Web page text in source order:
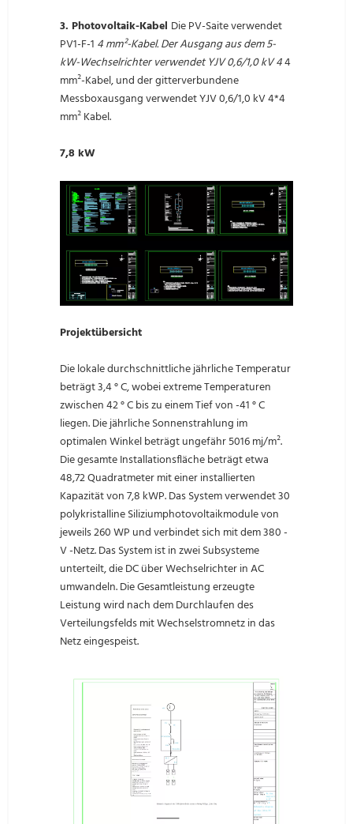
3. Photovoltaik-Kabel Die PV-Saite verwendet
PV1-F-1 4 mm²-Kabel. Der Ausgang aus dem 5-
kW-Wechselrichter verwendet YJV 0,6/1,0 kV 44
mm²-Kabel, und der gitterverbundene
Messboxausgang verwendet YJV 0,6/1,0 kV 4*4
mm² Kabel.
7,8 kW
Projektübersicht
Die lokale durchschnittliche jährliche Temperatur
beträgt 3,4 ° C, wobei extreme Temperaturen
zwischen 42 ° C bis zu einem Tief von -41 ° C
liegen. Die jährliche Sonnenstrahlung im
optimalen Winkel beträgt ungefähr 5016 mj/m².
Die gesamte Installationsfläche beträgt etwa
48,72 Quadratmeter mit einer installierten
Kapazität von 7,8 kWP. Das System verwendet 30
polykristalline Siliziumphotovoltaikmodule von
jeweils 260 WP und verbindet sich mit dem 380 -
V -Netz. Das System ist in zwei Subsysteme
unterteilt, die DC über Wechselrichter in AC
umwandeln. Die Gesamtleistung erzeugte
Leistung wird nach dem Durchlaufen des
Verteilungsfelds mit Wechselstromnetz in das
Netz eingespeist.